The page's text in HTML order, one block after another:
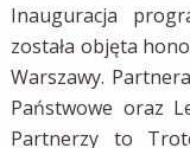
Inauguracja
została objęta
Warszawy.
Państwowe oraz
Partnerzy to